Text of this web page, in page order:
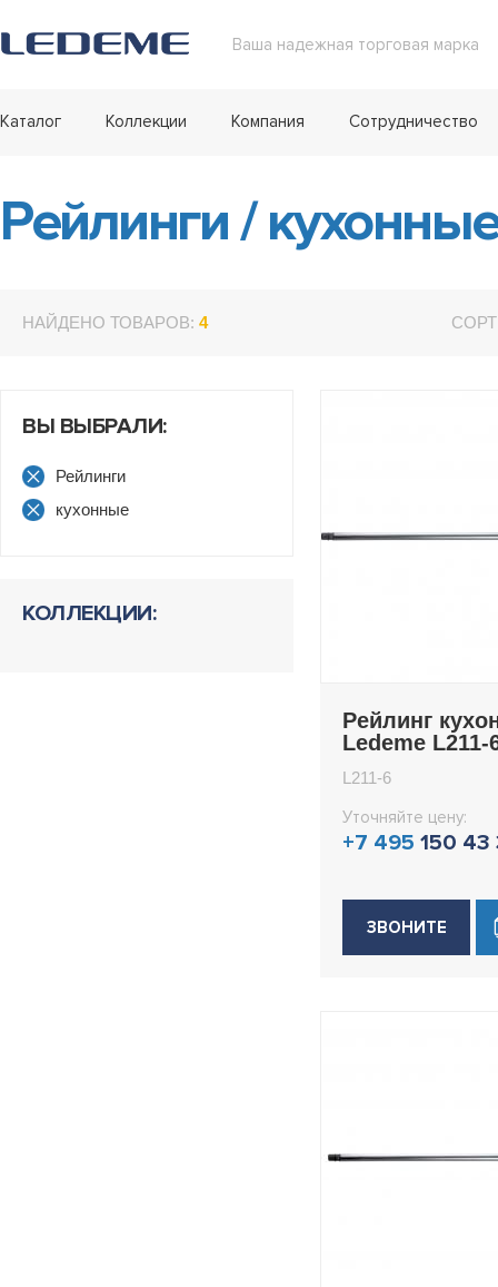
Ваша надежная торговая марка
Каталог Коллекции Компания Сотрудничество
Рейлинги/
НАЙДЕНО ТОВАРОВ: 4
ВЫ ВЫБРАЛИ:
Рейлинги
кухонные
КОЛЛЕКЦИИ:
Рейлинг
Ledeme L211-
L211-6
Уточняйте цену:
+7 495 150 43
ЗВОНИТЕ